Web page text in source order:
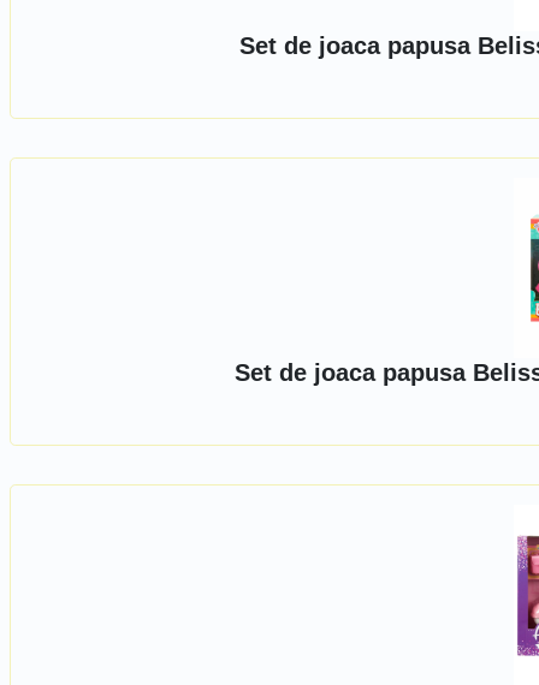
Set de joaca papusa
Set de joaca papusa